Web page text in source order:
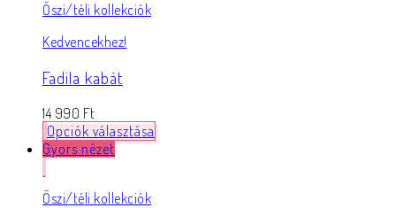
Őszi/téli kollekciók
Kedvencekhez!
Fadila kabát
14 990 Ft
Opciók választása
Gyors nézet
Őszi/téli kollekciók